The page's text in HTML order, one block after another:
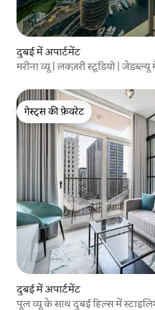
दुबई में अपार्टमेंट
मरीना व्यू | लक्ज़री स्टूडियो |
गेस्ट्स की फ़ेवरेट
गेस्ट्स की फ़ेवरेट
दुबई में अपार्टमेंट
पूल व्यू के साथ दुबई हिल्स में